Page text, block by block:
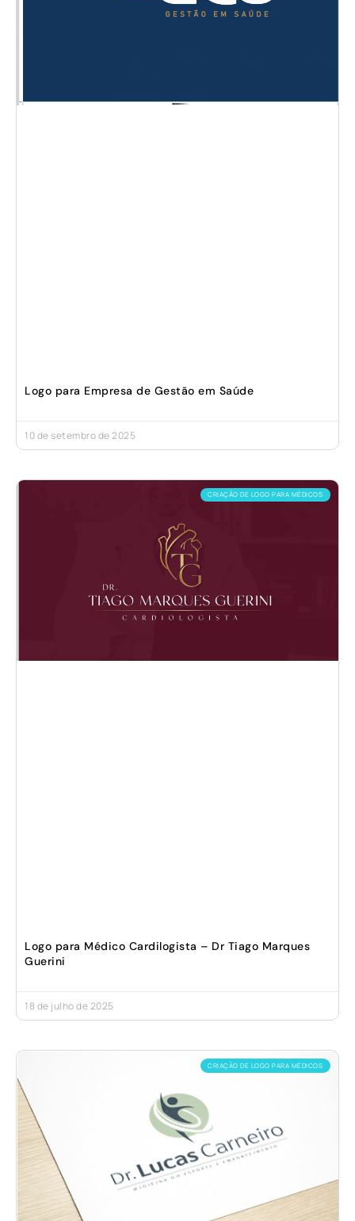
Logo para Empresa de Gestão em Saúde
10 de setembro de 2025
CRIAÇÃO DE LOGO PARA MÉDICOS
Logo para Médico Cardilogista – Dr Tiago Marques
Guerini
18 de julho de 2025
CRIAÇÃO DE LOGO PARA MÉDICOS